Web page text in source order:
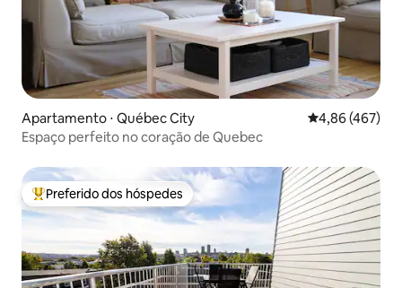
Apartamento ⋅ Québec City 4,86 de uma
4,86 (467)
Espaço perfeito no coração de Quebec
Entre os melhores preferidos dos hóspedes
Preferido dos hóspedes